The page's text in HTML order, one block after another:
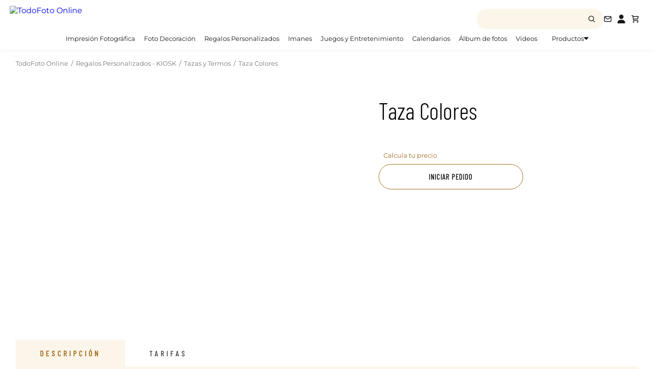
Impresión Fotográfica Foto Decoración Regalos Personalizados Imanes Juegos y Entretenimiento Calendarios Álbum de fotos Videos Productos
TodoFoto Online / Regalos Personalizados - KIOSK / Tazas y Termos / Taza Colores
Taza Colores
Calcula tu precio
INICIAR PEDIDO
DESCRIPCIÓN TARIFAS